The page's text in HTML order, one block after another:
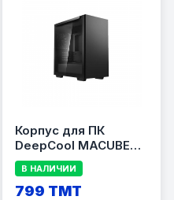
Корпус для ПК
DeepCool MACUBE
110 LIMITED, Micro-
ATX, без БП, 2×USB
3.0, черный
В НАЛИЧИИ
799 TMT